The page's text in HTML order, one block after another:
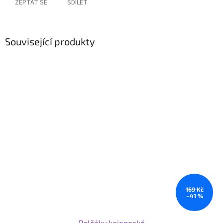
ZEPTAT SE SDÍLET
Související produkty
169 Kč
–41 %